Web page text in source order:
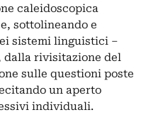
caleidoscopica
sottolineando e
sistemi linguistici –
rivisitazione del
sulle questioni poste
un aperto
individuali.